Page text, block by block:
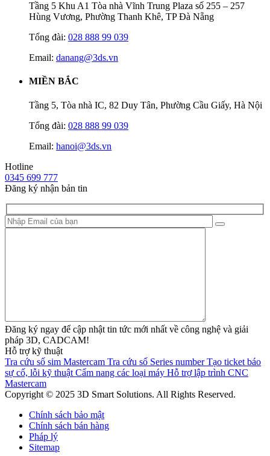
Tầng 5 Khu A1 Tòa nhà Vĩnh Trung Plaza số 255 – 257
Hùng Vương, Phường Thanh Khê, TP Đà Nẵng
Tổng đài: 028 888 99 039
Email: danang@3ds.vn
MIỀN BẮC
Tầng 5, Tòa nhà IC, 82 Duy Tân, Phường Cầu Giấy, Hà Nội
Tổng đài: 028 888 99 039
Email: hanoi@3ds.vn
Hotline
0345 699 777
Đăng ký nhận bản tin
Đăng ký ngay để cập nhật tin tức mới nhất về công nghệ và giải
pháp 3D, CADCAM!
Hỗ trợ kỹ thuật
Tra cứu số sim Mastercam Tra cứu số Series number Tạo ticket báo
sự cố, lỗi kỹ thuật Cẩm nang các loại máy Hỗ trợ lập trình CNC
Mastercam
Copyright © 2025 3D Smart Solutions. All Rights Reserved.
Chính sách bảo mật
Chính sách bán hàng
Pháp lý
Sitemap